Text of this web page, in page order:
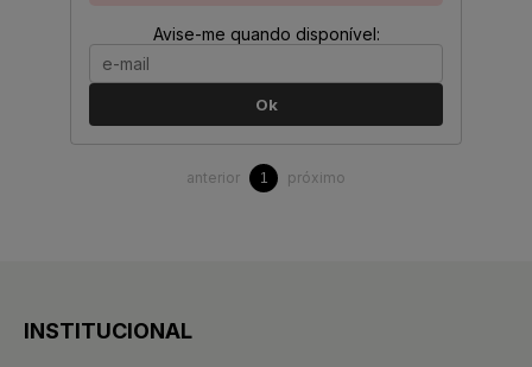
Avise-me quando disponível:
Ok
anterior 1 próximo
INSTITUCIONAL